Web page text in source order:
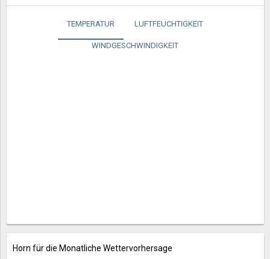
TEMPERATUR LUFTFEUCHTIGKEIT
WINDGESCHWINDIGKEIT
Horn für die Monatliche Wettervorhersage